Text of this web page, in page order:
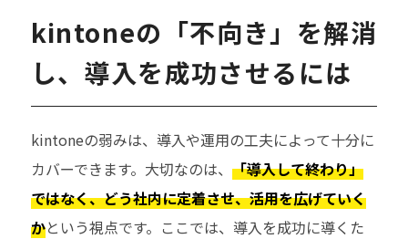
kintoneの「不向き」を解消
し、導入を成功させるには
kintoneの弱みは、導入や運用の工夫によって十分に
カバーできます。大切なのは、 「導入して終わり」
ではなく、どう社内に定着させ、活用を広げていく
かという視点です。ここでは、導入を成功に導くた